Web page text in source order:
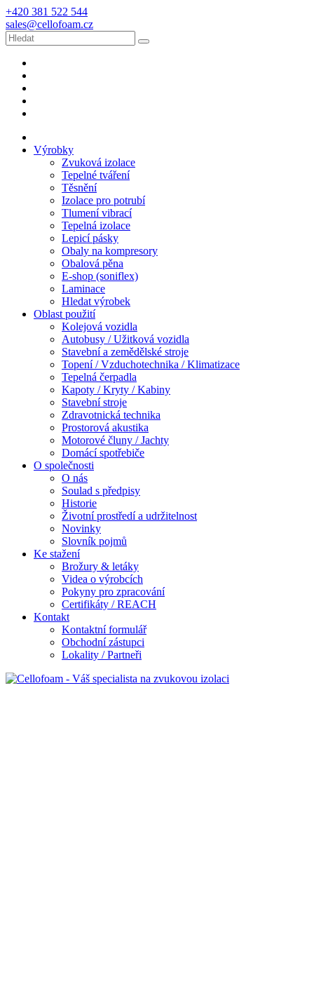
+420 381 522 544
sales@cellofoam.cz
Výrobky
Zvuková izolace
Tepelné tváření
Těsnění
Izolace pro potrubí
Tlumení vibrací
Tepelná izolace
Lepicí pásky
Obaly na kompresory
Obalová pěna
E-shop (soniflex)
Laminace
Hledat výrobek
Oblast použití
Kolejová vozidla
Autobusy / Užitková vozidla
Stavební a zemědělské stroje
Topení / Vzduchotechnika / Klimatizace
Tepelná čerpadla
Kapoty / Kryty / Kabiny
Stavební stroje
Zdravotnická technika
Prostorová akustika
Motorové čluny / Jachty
Domácí spotřebiče
O společnosti
O nás
Soulad s předpisy
Historie
Životní prostředí a udržitelnost
Novinky
Slovník pojmů
Ke stažení
Brožury & letáky
Videa o výrobcích
Pokyny pro zpracování
Certifikáty / REACH
Kontakt
Kontaktní formulář
Obchodní zástupci
Lokality / Partneři